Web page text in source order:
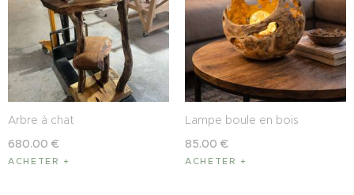
Arbre à chat
680.00 €
ACHETER
Lampe boule en bois
85.00 €
ACHETER